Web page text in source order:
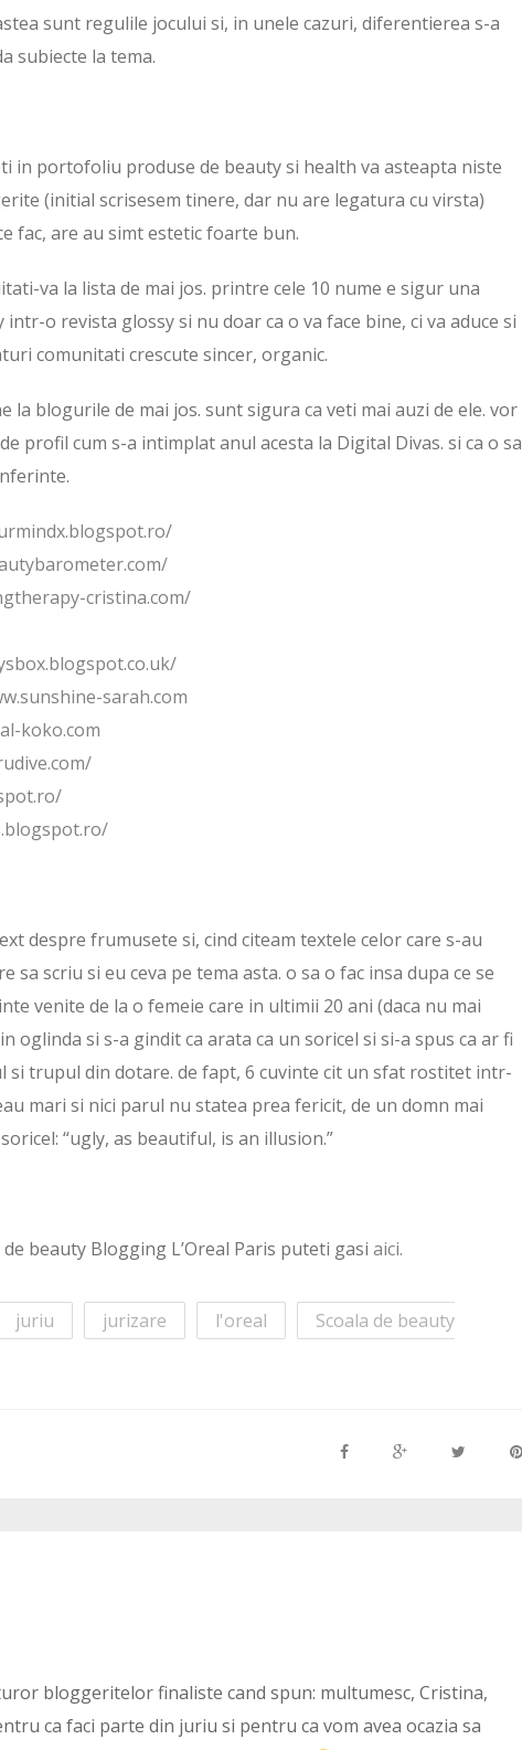
sunt regulile jocului si, in unele cazuri, diferentierea s-a
subiecte la tema.
in portofoliu produse de beauty si health va asteapta niste
(initial scrisesem tinere, dar nu are legatura cu virsta)
fac, are au simt estetic foarte bun.
va la lista de mai jos. printre cele 10 nume e sigur una
o revista glossy si nu doar ca o va face bine, ci va aduce si
comunitati crescute sincer, organic.
blogurile de mai jos. sunt sigura ca veti mai auzi de ele. vor
profil cum s-a intimplat anul acesta la Digital Divas. si ca o sa
cristina.com/
sarah.com
koko.com
despre frumusete si, cind citeam textele celor care s-au
scriu si eu ceva pe tema asta. o sa o fac insa dupa ce se
venite de la o femeie care in ultimii 20 ani (daca nu mai
oglinda si s-a gindit ca arata ca un soricel si si-a spus ca ar fi
si trupul din dotare. de fapt, 6 cuvinte cit un sfat rostitet intr-
mari si nici parul nu statea prea fericit, de un domn mai
“ugly, as beautiful, is an illusion.”
beauty Blogging L’Oreal Paris puteti gasi aici.
juriu jurizare l'oreal
Scoala de beauty
bloggeritelor finaliste cand spun: multumesc, Cristina,
ca faci parte din juriu si pentru ca vom avea ocazia sa